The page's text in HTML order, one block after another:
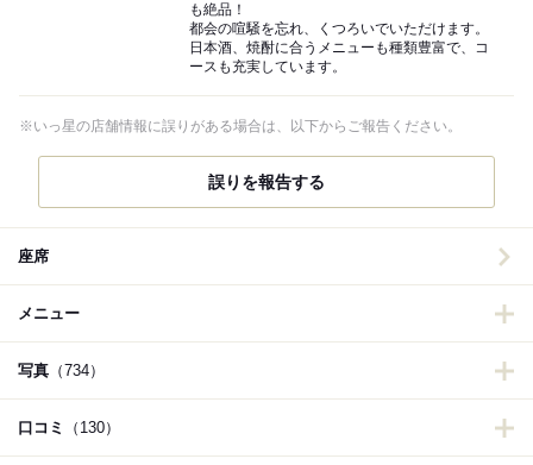
も絶品！
都会の喧騒を忘れ、くつろいでいただけます。
日本酒、焼酎に合うメニューも種類豊富で、コ
ースも充実しています。
※いっ星の店舗情報に誤りがある場合は、以下からご報告ください。
誤りを報告する
座席
メニュー
写真 （734）
口コミ （130）